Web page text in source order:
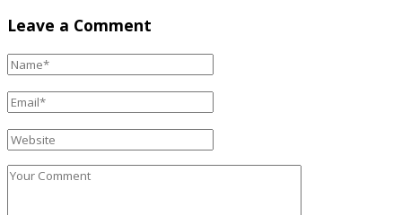
Leave a Comment